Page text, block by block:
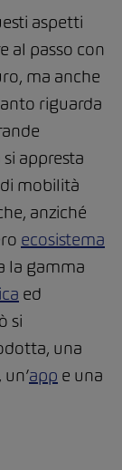
aspetti
al passo con
ma anche
riguarda
appresta
mobilità
anziché
ecosistema
la gamma
ed
si
una
, un’app e una